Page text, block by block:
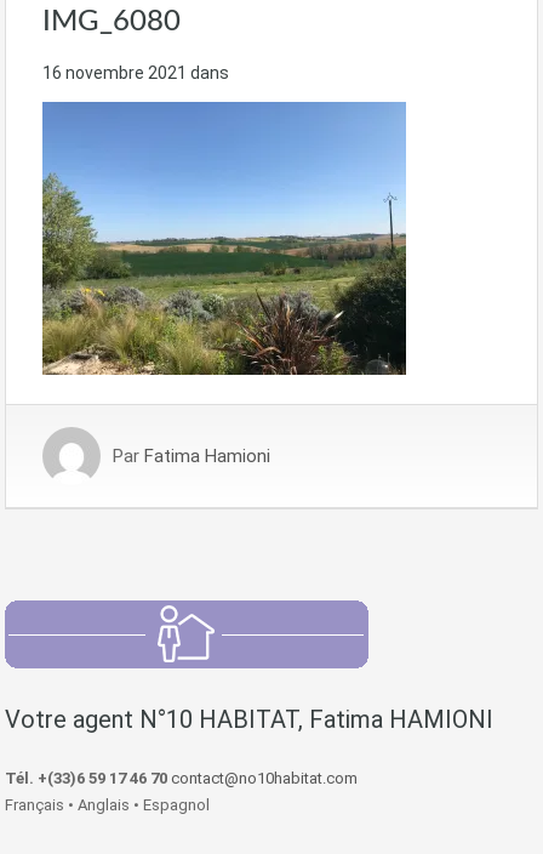
IMG_6080
16 novembre 2021 dans
Par Fatima Hamioni
Votre agent N°10 HABITAT, Fatima HAMIONI
Tél. +(33)6 59 17 46 70 contact@no10habitat.com
Français • Anglais • Espagnol